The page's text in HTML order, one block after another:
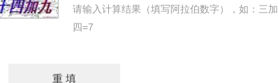
请输入计算结果（填写阿拉伯数字），如：三加
四=7